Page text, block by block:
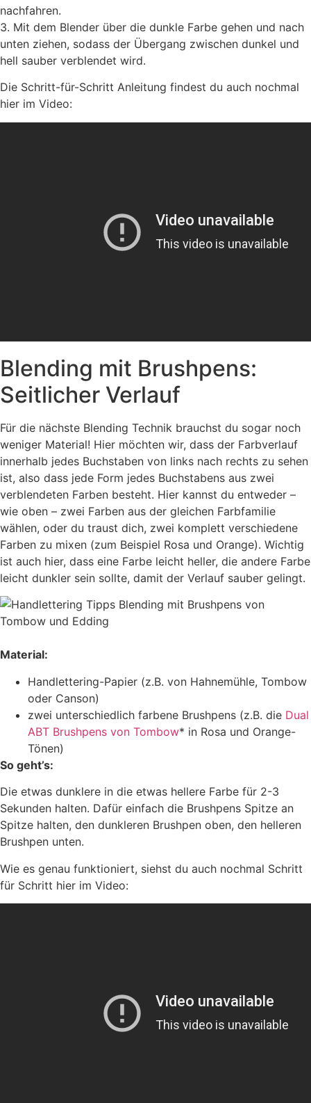
nachfahren.
3. Mit dem Blender über die dunkle Farbe gehen und nach
unten ziehen, sodass der Übergang zwischen dunkel und
hell sauber verblendet wird.
Die Schritt-für-Schritt Anleitung findest du auch nochmal
hier im Video:
Blending mit Brushpens:
Seitlicher Verlauf
Für die nächste Blending Technik brauchst du sogar noch
weniger Material! Hier möchten wir, dass der Farbverlauf
innerhalb jedes Buchstaben von links nach rechts zu sehen
ist, also dass jede Form jedes Buchstabens aus zwei
verblendeten Farben besteht. Hier kannst du entweder –
wie oben – zwei Farben aus der gleichen Farbfamilie
wählen, oder du traust dich, zwei komplett verschiedene
Farben zu mixen (zum Beispiel Rosa und Orange). Wichtig
ist auch hier, dass eine Farbe leicht heller, die andere Farbe
leicht dunkler sein sollte, damit der Verlauf sauber gelingt.
Material:
Handlettering-Papier (z.B. von Hahnemühle, Tombow
oder Canson)
zwei unterschiedlich farbene Brushpens (z.B. die Dual
ABT Brushpens von Tombow* in Rosa und Orange-
Tönen)
So geht’s:
Die etwas dunklere in die etwas hellere Farbe für 2-3
Sekunden halten. Dafür einfach die Brushpens Spitze an
Spitze halten, den dunkleren Brushpen oben, den helleren
Brushpen unten.
Wie es genau funktioniert, siehst du auch nochmal Schritt
für Schritt hier im Video: